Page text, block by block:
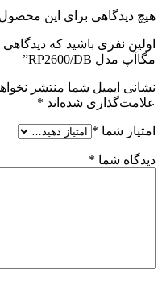
هیچ دیدگاهی برای این
اولین نفری باشید که
مگاآپ مدل RP2600/DB”
نشانی ایمیل شما منتشر
علامت‌گذاری شده‌اند *
امتیاز شما *
دیدگاه شما *